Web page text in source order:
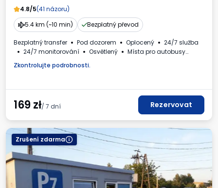
4.8/5(41 názoru)
5.4 km (~10 min)
Bezplatný převod
Bezplatný transfer Pod dozorem Oplocený
24/7 služba
24/7 monitorování
Osvětlený
Místa pro autobusy
Fakturaod obsluhy parkoviště.
Zkontrolujte podrobnosti.
169zł/ 7 dní Rezervovat
Zrušení zdarma